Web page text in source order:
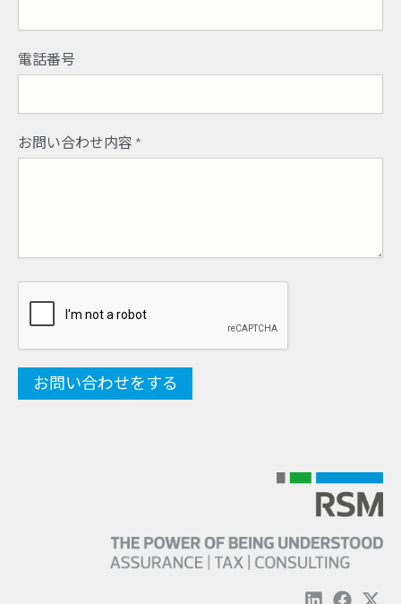
電話番号
お問い合わせ内容 *